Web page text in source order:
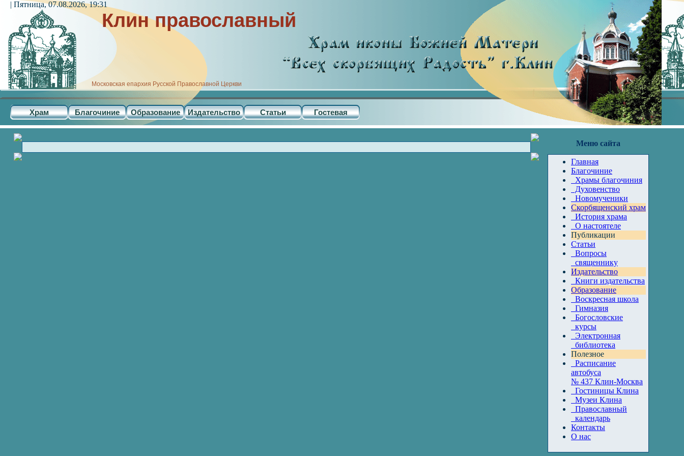
Клин православный
Московская епархия Русской Православной Церкви
Храм Благочиние Образование Издательство Статьи Гостевая
| Пятница, 07.08.2026, 19:31
Меню сайта
Главная
Благочиние
Храмы благочиния
Духовенство
Новомученики
Скорбященский храм
История храма
О настоятеле
Публикации
Статьи
Вопросы
священнику
Издательство
Книги издательства
Образование
Воскресная школа
Гимназия
Богословские
курсы
Электронная
библиотека
Полезное
Расписание
автобуса
№ 437 Клин-Москва
Гостиницы Клина
Музеи Клина
Православный
календарь
Контакты
О нас